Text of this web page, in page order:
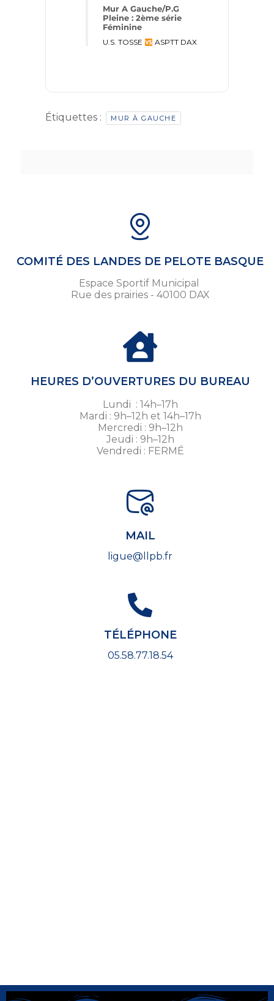
Mur A Gauche/P.G
Pleine : 2ème série
Féminine
U.S. TOSSE ASPTT DAX
Étiquettes : MUR À GAUCHE
COMITÉ DES LANDES DE PELOTE BASQUE
Espace Sportif Municipal
Rue des prairies - 40100 DAX
HEURES D’OUVERTURES DU BUREAU
Lundi : 14h–17h
Mardi : 9h–12h et 14h–17h
Mercredi : 9h–12h
Jeudi : 9h–12h
Vendredi : FERMÉ
MAIL
ligue@llpb.fr
TÉLÉPHONE
05.58.77.18.54